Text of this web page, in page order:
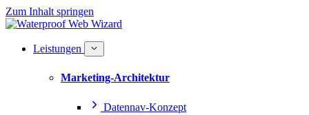
Zum Inhalt springen
Leistungen
Marketing-Architektur
Datennav-Konzept